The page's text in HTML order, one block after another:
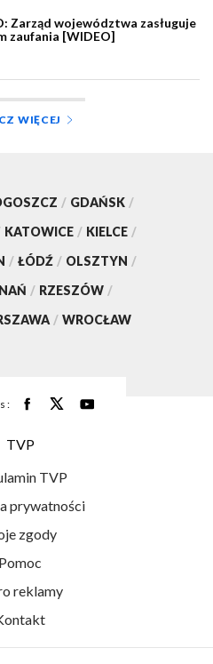
Zarząd województwa zasługuje
zaufania [WIDEO]
WIĘCEJ
/ GDAŃSK /
KATOWICE / KIELCE /
/ ŁÓDŹ / OLSZTYN /
/ RZESZÓW /
/ WROCŁAW
TVP
TVP
prywatności
zgody
Pomoc
reklamy